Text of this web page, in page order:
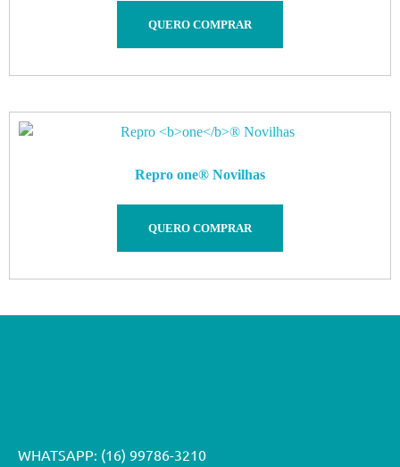
QUERO COMPRAR
Repro one® Novilhas
QUERO COMPRAR
WHATSAPP: (16) 99786-3210